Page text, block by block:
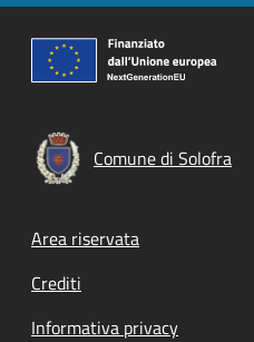
Comune di Solofra
Footer menu
Area riservata
Crediti
Informativa privacy